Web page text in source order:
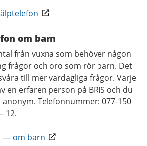
om barn​
från vuxna som behöver någon
frågor och oro som rör barn. Det
till mer vardagliga frågor. Varje
en erfaren person på BRIS och du
anonym. Telefonnummer: 077-150
12.
— om barn